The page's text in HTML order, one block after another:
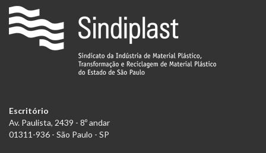
Escritório
Av. Paulista, 2439 - 8º andar
01311-936 - São Paulo - SP